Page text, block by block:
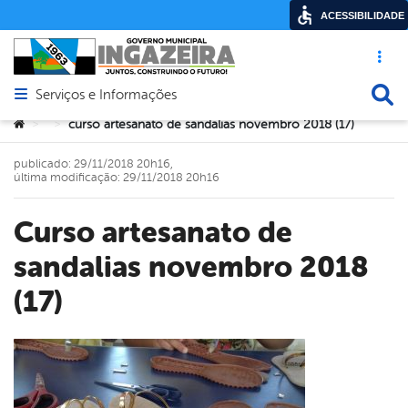
Acesso
Abrir menu principal de navegação
Serviços e Informações
Você está aqui:
> > curso artesanato de sandalias novembro 2018 (17)
curso artesanato de
sandalias novembro 2018
(17)
publicado: 29/11/2018 20h16,
última modificação: 29/11/2018 20h16
ACESSIBILIDADE